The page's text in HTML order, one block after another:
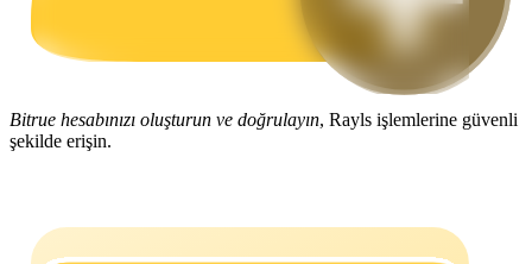
Bitrue hesabınızı oluşturun ve doğrulayın, Rayls işlemlerine güvenli
şekilde erişin.